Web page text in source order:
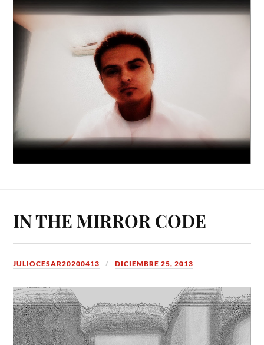
IN THE MIRROR CODE
JULIOCESAR20200413 DICIEMBRE 25, 2013